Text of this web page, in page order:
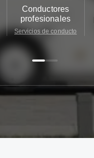
Conductores
profesionales
Servicios de conducto